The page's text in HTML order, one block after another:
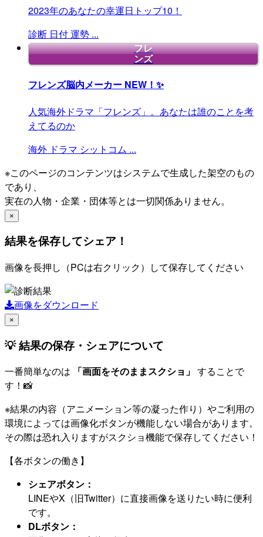
2023年のあなたの幸運日トップ10！
診断 日付運勢 ...
フレ
ンズ
フレンズ脳内メーカー NEW！✨
人気海外ドラマ「フレンズ」。あなたは誰のことを考
えてるのか
海外 ドラマ シットコム ...
※このページのコンテンツはシステムで生成した架空のもの
であり、
実在の人物・企業・団体等とは一切関係ありません。
×
結果を保存してシェア！
画像を長押し（PCは右クリック）して保存してください
画像をダウンロード
×
💡 結果の保存・シェアについて
一番簡単なのは 「画面をそのままスクショ」 することで
す！📸
※結果の内容（アニメーション等の凝った作り）やご利用の
環境によっては画像化ボタンが機能しない場合があります。
その際は恐れ入りますがスクショ機能で保存してください！
【各ボタンの働き】
シェアボタン：
LINEやX（旧Twitter）に直接画像を送りたい時に便利
です。
DLボタン：